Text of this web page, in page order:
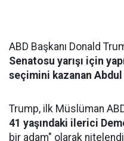
ABD Başkanı Donald
Senatosu yarışı için
seçimini kazanan Abdul
Trump, ilk Müslüman
41 yaşındaki ilerici
bir adam" olarak